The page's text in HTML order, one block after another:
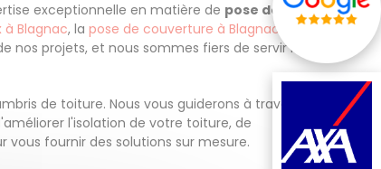
exceptionnelle en matière de pose de
à Blagnac, la pose de couverture à Blagnac , et
projets, et nous sommes fiers de servir la
de toiture. Nous vous guiderons à travers
l'isolation de votre toiture, de
fournir des solutions sur mesure.